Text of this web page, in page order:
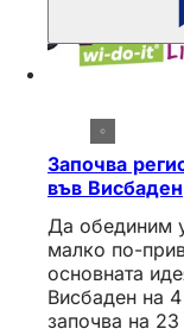
Започва
във Висбаден
Да обединим
малко по-
основната
Висбаден на
започва на